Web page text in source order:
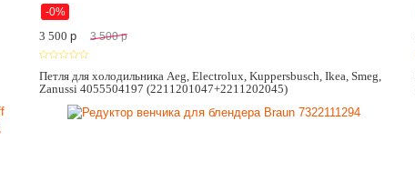
-0%
3 500 p 3 500 p
Петля для холодильника Aeg, Electrolux, Kuppersbusch, Ikea, Smeg,
Zanussi 4055504197 (2211201047+2211202045)